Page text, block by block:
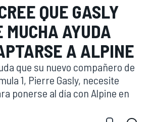
QUE GASLY
MUCHA AYUDA
A ALPINE
que su nuevo compañero de
1, Pierre Gasly, necesite
ponerse al día con Alpine en